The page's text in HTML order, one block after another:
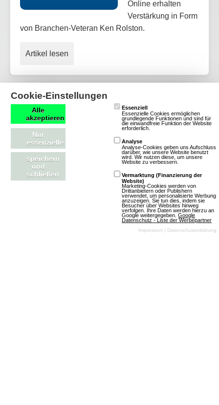
Online erhalten
Verstärkung in Form
von Branchen-Veteran Ken Rolston.
Artikel lesen
mmofacts.com
Werbung buchen
Archiv der deutschen
Mitmachen
Datenbankeintrag erstellen
News einsenden
Cookie-Einstellungen
Alle
akzeptieren
Nur
essenzielle
speichern
und
schließen
Essenziell
Essenzielle Cookies ermöglichen
grundlegende Funktionen und sind für
die einwandfreie Funktion der Website
erforderlich.
Analyse
Analyse-Cookies geben uns Aufschluss
darüber, wie unsere Website benutzt
wird. Wir nutzen diese, um unsere
Website zu verbessern.
Vermarktung (Finanzierung der
Website)
Marketing-Cookies werden von
Drittanbietern oder Publishern
verwendet, um personalisierte Werbung
anzuzeigen. Sie tun dies, indem sie
Besucher über Websites hinweg
verfolgen. Ihre Daten werden hierzu an
Google weitergegeben.Google
Datenschutz - Liste der Werbepartner
Impressum | Datenschutzerklärung